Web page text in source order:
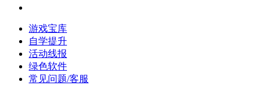
游戏宝库
自学提升
活动线报
绿色软件
常见问题/客服